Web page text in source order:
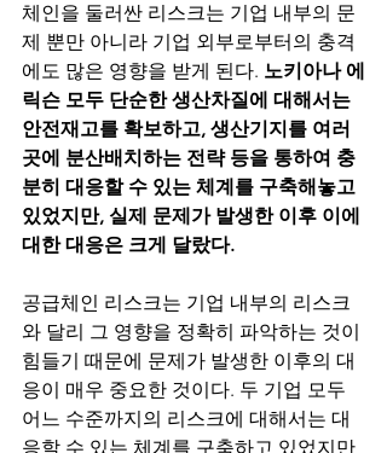
체인을 둘러싼 리스크는 기업 내부의 문
제 뿐만 아니라 기업 외부로부터의 충격
에도 많은 영향을 받게 된다. 노키아나 에
릭슨 모두 단순한 생산차질에 대해서는
안전재고를 확보하고, 생산기지를 여러
곳에 분산배치하는 전략 등을 통하여 충
분히 대응할 수 있는 체계를 구축해놓고
있었지만, 실제 문제가 발생한 이후 이에
대한 대응은 크게 달랐다.
공급체인 리스크는 기업 내부의 리스크
와 달리 그 영향을 정확히 파악하는 것이
힘들기 때문에 문제가 발생한 이후의 대
응이 매우 중요한 것이다. 두 기업 모두
어느 수준까지의 리스크에 대해서는 대
응할 수 있는 체계를 구축하고 있었지만,